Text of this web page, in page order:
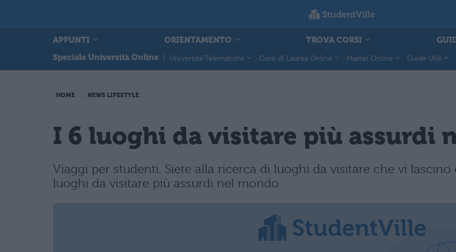
APPUNTI ORIENTAMENTO TROVA CORSI
Speciale Università Online
Università Telematiche Corsi di Laurea Online Master Online Guide Utili
HOME NEWS LIFESTYLE
I 6 luoghi da visitare più assurdi
Viaggi per studenti. Siete alla ricerca di luoghi da visitare che vi
luoghi da visitare più assurdi nel mondo